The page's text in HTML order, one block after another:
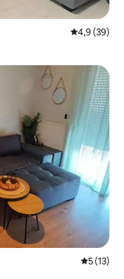
Gemiddelde
4,9 (39)
5 (13)